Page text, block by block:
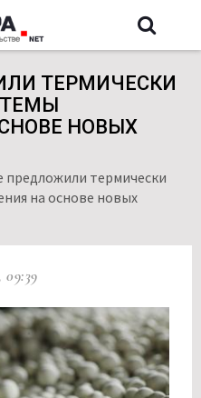
ТЕРМИЧЕСКИ
НОВЫХ
предложили термически
на основе новых
09:39